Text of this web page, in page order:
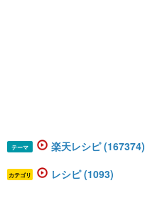
テーマ 楽天レシピ (167374)
カテゴリ レシピ (1093)